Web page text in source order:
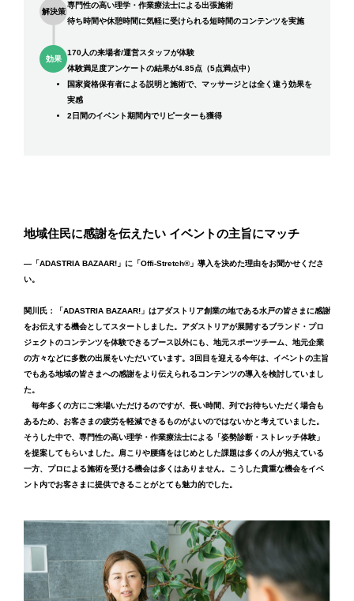
解決策
専門性の高い理学・作業療法士による出張施術
待ち時間や休憩時間に気軽に受けられる短時間のコンテンツを実施
効果
170人の来場者/運営スタッフが体験
体験満足度アンケートの結果が4.85点（5点満点中）
国家資格保有者による説明と施術で、マッサージとは全く違う効果を
実感
2日間のイベント期間内でリピーターも獲得
地域住民に感謝を伝えたい イベントの主旨にマッチ
―「ADASTRIA BAZAAR!」に「Offi-Stretch®」導入を決めた理由をお聞かせくださ
い。
関川氏：「ADASTRIA BAZAAR!」はアダストリア創業の地である水戸の皆さまに感謝
をお伝えする機会としてスタートしました。アダストリアが展開するブランド・プロ
ジェクトのコンテンツを体験できるブース以外にも、地元スポーツチーム、地元企業
の方々などに多数の出展をいただいています。3回目を迎える今年は、イベントの主旨
でもある地域の皆さまへの感謝をより伝えられるコンテンツの導入を検討していまし
た。
毎年多くの方にご来場いただけるのですが、長い時間、列でお待ちいただく場合も
あるため、お客さまの疲労を軽減できるものがよいのではないかと考えていました。
そうした中で、専門性の高い理学・作業療法士による「姿勢診断・ストレッチ体験」
を提案してもらいました。肩こりや腰痛をはじめとした課題は多くの人が抱えている
一方、プロによる施術を受ける機会は多くはありません。こうした貴重な機会をイベ
ント内でお客さまに提供できることがとても魅力的でした。